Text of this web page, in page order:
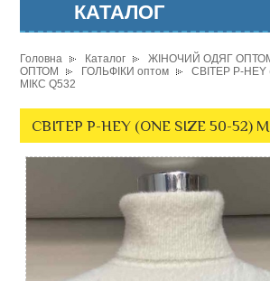
КАТАЛОГ
Головна Каталог ЖІНОЧИЙ ОДЯГ
ОПТОМ
ГОЛЬФІКИ оптом
СВІТЕР P-HEY
МІКС Q532
СВІТЕР P-HEY (ONE SIZE 50-52)